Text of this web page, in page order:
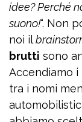
idee? Perché
suono!“. Non
noi il
brutti sono
Accendiamo
tra i nomi